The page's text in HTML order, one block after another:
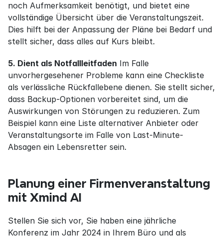
noch Aufmerksamkeit benötigt, und bietet eine
vollständige Übersicht über die Veranstaltungszeit.
Dies hilft bei der Anpassung der Pläne bei Bedarf und
stellt sicher, dass alles auf Kurs bleibt.
5. Dient als Notfallleitfaden Im Falle
unvorhergesehener Probleme kann eine Checkliste
als verlässliche Rückfallebene dienen. Sie stellt sicher,
dass Backup-Optionen vorbereitet sind, um die
Auswirkungen von Störungen zu reduzieren. Zum
Beispiel kann eine Liste alternativer Anbieter oder
Veranstaltungsorte im Falle von Last-Minute-
Absagen ein Lebensretter sein.
Planung einer Firmenveranstaltung
mit Xmind AI
Stellen Sie sich vor, Sie haben eine jährliche
Konferenz im Jahr 2024 in Ihrem Büro und als